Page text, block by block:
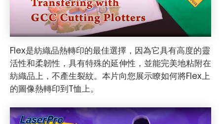
Flex是紡織品熱轉印的最佳選擇，因為它具有高度的靈
活性和柔韌性，具有特殊的延伸性，並能完美地粘附在
紡織品上，不產生裂紋。本片向您展示瞭如何將Flex上
的圖像熱轉印到T恤上。